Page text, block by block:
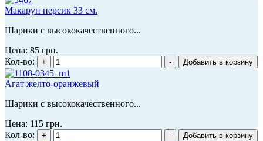
Макарун персик 33 см.
Шарики с высококачественного...
Цена: 85 грн.
Кол-во:
Агат желто-оранжевый
Шарики с высококачественного...
Цена: 115 грн.
Кол-во: